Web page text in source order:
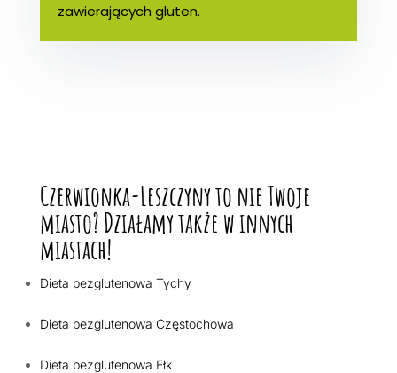
zawierających gluten.
Czerwionka-Leszczyny to nie Twoje
miasto? Działamy także w innych
miastach!
Dieta bezglutenowa Tychy
Dieta bezglutenowa Częstochowa
Dieta bezglutenowa Ełk